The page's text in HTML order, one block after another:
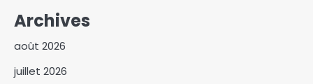
Archives
août 2026
juillet 2026